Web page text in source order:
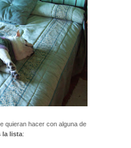
quieran hacer con alguna de
la lista: